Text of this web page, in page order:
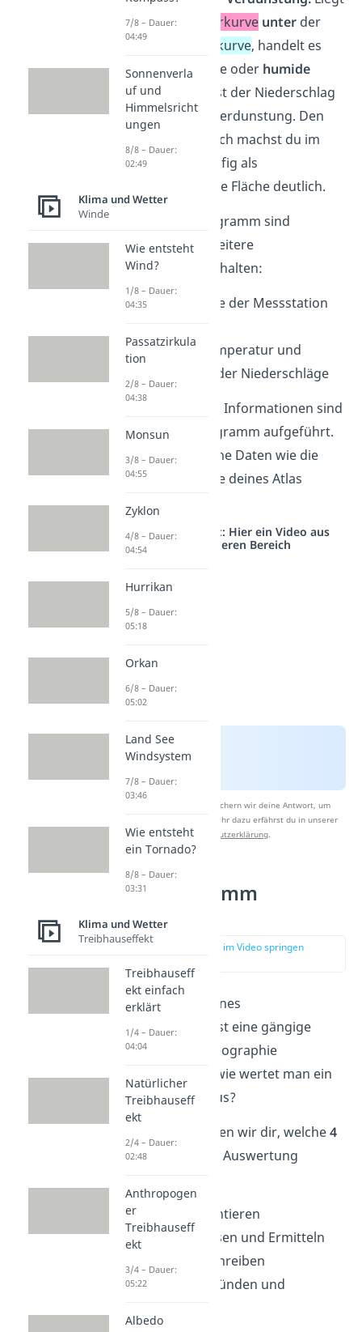
dieTemperaturkurve unter der
Niederschlagskurve, handelt es
sich um feuchte oder humide
Monate. Hier ist der Niederschlag
höher als die Verdunstung. Den
humiden Bereich machst du im
Diagramm häufig als
blauschraffierte Fläche deutlich.
In einem Klimadiagramm sind
außerdem noch weitere
Informationen enthalten:
Name und Lage der Messstation
Jahresmitteltemperatur und
Jahressumme der Niederschläge
Nicht alle Informationen sind
in jedem Klimadiagramm aufgeführt.
Oft musst du mache Daten wie die
Lage selbst mithilfe deines Atlas
herausfinden.
Studyflix vernetzt: Hier ein Video aus
einem anderen Bereich
Nach Beantwortung speichern wir deine Antwort, um
Studyflix zu verbessern. Mehr dazu erfährst du in unserer
Datenschutzerklärung.
Klimadiagramm
auswerten
zur Stelle im Video springen
Die Auswertung eines
Klimadiagramms ist eine gängige
Methode in der Geographie
(Erdkunde). Aber wie wertet man ein
Klimadiagramm aus?
Im Folgenden zeigen wir dir, welche4
Schritte
du für die Auswertung
Schritt 1:
Orientieren
Schritt 2:Ablesen und Ermitteln
Beschreiben
Schritt 4:
Begründen und
7/8 – Dauer:
04:49
Sonnenverla
uf und
Himmelsricht
ungen
8/8 – Dauer:
02:49
Klima und Wetter
Winde
Wie entsteht
Wind?
1/8 – Dauer:
04:35
Passatzirkula
tion
2/8 – Dauer:
04:38
Monsun
3/8 – Dauer:
04:55
Zyklon
4/8 – Dauer:
04:54
Hurrikan
5/8 – Dauer:
05:18
Orkan
6/8 – Dauer:
05:02
Land See
Windsystem
7/8 – Dauer:
03:46
Wie entsteht
ein Tornado?
8/8 – Dauer:
03:31
Klima und Wetter
Treibhauseffekt
Treibhauseff
ekt einfach
erklärt
1/4 – Dauer:
04:04
Natürlicher
Treibhauseff
ekt
2/4 – Dauer:
02:48
Anthropogen
er
Treibhauseff
ekt
3/4 – Dauer:
05:22
Albedo